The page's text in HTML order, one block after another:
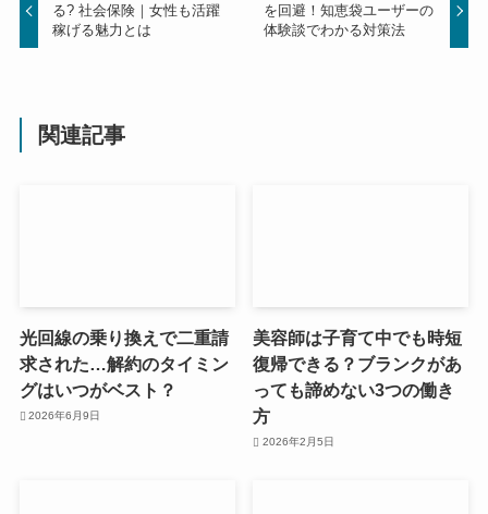
る? 社会保険｜女性も活躍
稼げる魅力とは
を回避！知恵袋ユーザーの
体験談でわかる対策法
関連記事
光回線の乗り換えで二重請
求された…解約のタイミン
グはいつがベスト？
2026年6月9日
美容師は子育て中でも時短
復帰できる？ブランクがあ
っても諦めない3つの働き
方
2026年2月5日